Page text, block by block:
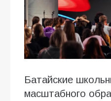
Батайские
масштабного